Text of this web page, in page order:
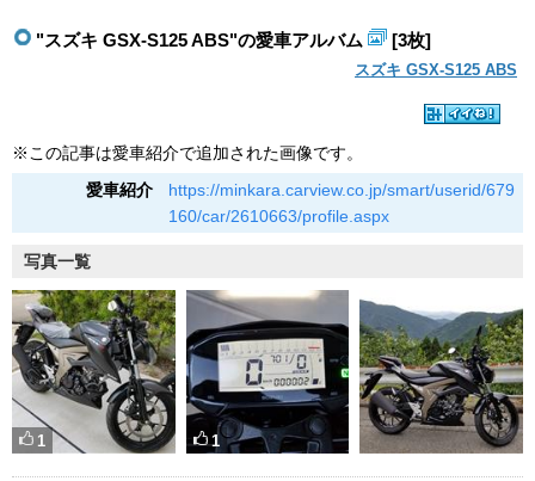
"スズキ GSX-S125 ABS"の愛車アルバム [3枚]
スズキ GSX-S125 ABS
※この記事は愛車紹介で追加された画像です。
愛車紹介
https://minkara.carview.co.jp/smart/userid/679
160/car/2610663/profile.aspx
写真一覧
1 1